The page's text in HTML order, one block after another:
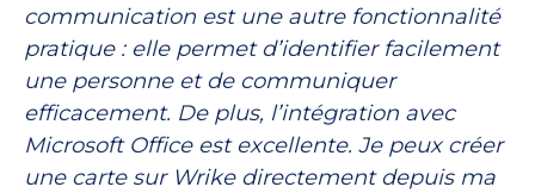
communication est une autre fonctionnalité
pratique : elle permet d’identifier facilement
une personne et de communiquer
efficacement. De plus, l’intégration avec
Microsoft Office est excellente. Je peux créer
une carte sur Wrike directement depuis ma